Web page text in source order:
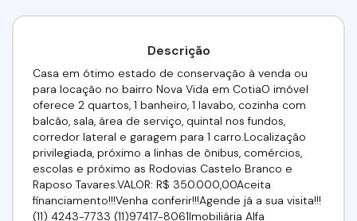
Descrição
Casa em ótimo estado de conservação à venda ou
para locação no bairro Nova Vida em CotiaO imóvel
oferece 2 quartos, 1 banheiro, 1 lavabo, cozinha com
balcão, sala, área de serviço, quintal nos fundos,
corredor lateral e garagem para 1 carro.Localização
privilegiada, próximo a linhas de ônibus, comércios,
escolas e próximo as Rodovias Castelo Branco e
Raposo Tavares.VALOR: R$ 350.000,00Aceita
financiamento!!!Venha conferir!!!Agende já a sua visita!!!
(11) 4243-7733 (11)97417-8061Imobiliária Alfa